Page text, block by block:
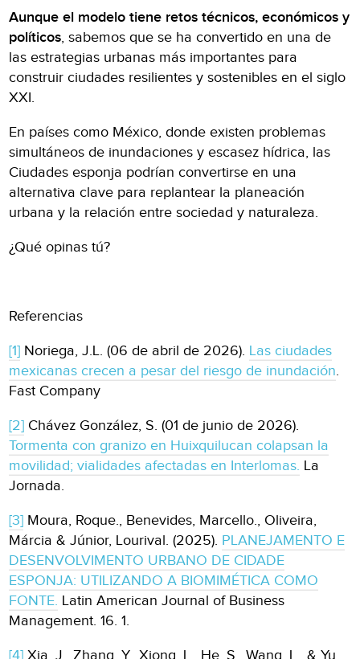
Aunque el modelo tiene retos técnicos, económicos y
políticos, sabemos que se ha convertido en una de
las estrategias urbanas más importantes para
construir ciudades resilientes y sostenibles en el siglo
XXI.
En países como México, donde existen problemas
simultáneos de inundaciones y escasez hídrica, las
Ciudades esponja podrían convertirse en una
alternativa clave para replantear la planeación
urbana y la relación entre sociedad y naturaleza.
¿Qué opinas tú?
Referencias
[1] Noriega, J.L. (06 de abril de 2026). Las ciudades
mexicanas crecen a pesar del riesgo de inundación.
Fast Company
[2] Chávez González, S. (01 de junio de 2026).
Tormenta con granizo en Huixquilucan colapsan la
movilidad; vialidades afectadas en Interlomas. La
Jornada.
[3] Moura, Roque., Benevides, Marcello., Oliveira,
Márcia & Júnior, Lourival. (2025). PLANEJAMENTO E
DESENVOLVIMENTO URBANO DE CIDADE
ESPONJA: UTILIZANDO A BIOMIMÉTICA COMO
FONTE. Latin American Journal of Business
Management. 16. 1.
[4] Xia, J., Zhang, Y., Xiong, L., He, S., Wang, L., & Yu,